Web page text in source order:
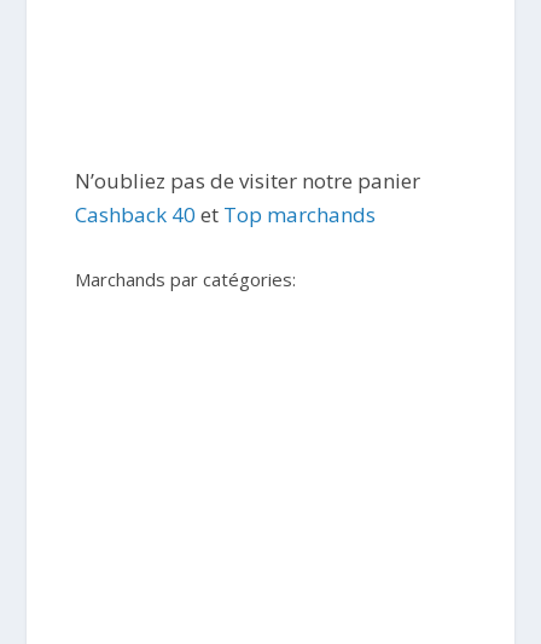
N’oubliez pas de visiter notre panier
Cashback 40 et Top marchands
Marchands par catégories: